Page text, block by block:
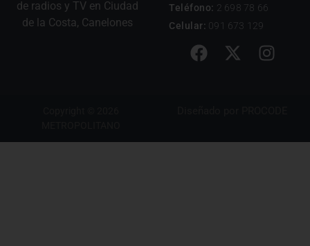
de radios y TV en Ciudad
de la Costa, Canelones
Teléfono: 2 698 78 66
Celular: 091 673 129